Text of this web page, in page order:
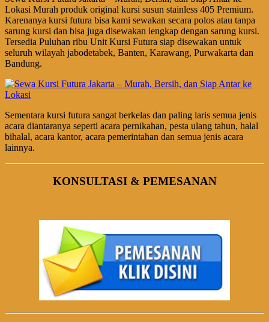
Lokasi Murah produk original kursi susun stainless 405 Premium.
Karenanya kursi futura bisa kami sewakan secara polos atau tanpa
sarung kursi dan bisa juga disewakan lengkap dengan sarung kursi.
Tersedia Puluhan ribu Unit Kursi Futura siap disewakan untuk
seluruh wilayah jabodetabek, Banten, Karawang, Purwakarta dan
Bandung.
Sementara kursi futura sangat berkelas dan paling laris semua jenis
acara diantaranya seperti acara pernikahan, pesta ulang tahun, halal
bihalal, acara kantor, acara pemerintahan dan semua jenis acara
lainnya.
KONSULTASI & PEMESANAN